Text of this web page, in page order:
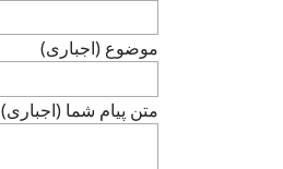
موضوع (اجباری)
متن پيام شما (اجباری)